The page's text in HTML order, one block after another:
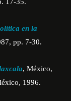
en la
pp. 7-30.
, México,
1996.